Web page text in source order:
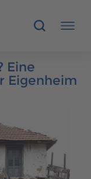
Eine
Eigenheim